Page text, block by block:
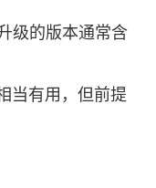
级的版本通常含
当有用，但前提